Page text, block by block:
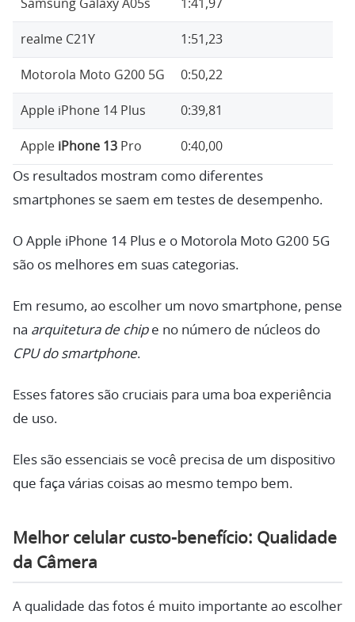
Samsung Galaxy A05s 1:41,97
realme C21Y 1:51,23
Motorola Moto G200 5G 0:50,22
Apple iPhone 14 Plus 0:39,81
Apple iPhone 13 Pro 0:40,00
Os resultados mostram como diferentes
smartphones se saem em testes de desempenho.
O Apple iPhone 14 Plus e o Motorola Moto G200 5G
são os melhores em suas categorias.
Em resumo, ao escolher um novo smartphone, pense
na arquitetura de chipe no número de núcleos do
CPU do smartphone.
Esses fatores são cruciais para uma boa experiência
de uso.
Eles são essenciais se você precisa de um dispositivo
que faça várias coisas ao mesmo tempo bem.
Melhor celular custo-benefício: Qualidade
da Câmera
A qualidade das fotos é muito importante ao escolher